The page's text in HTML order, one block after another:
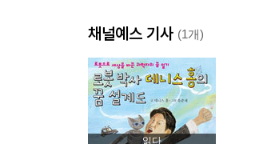
아메바를 닮은 로봇을 만들겠다고?
스트라이더가 탄생할 수 있었던 이유
꿈의 공장에 오신 걸 환영합니다!
왜? 창의력은 공부가 아니니까!
인간에게 행복을 주는 로봇
채널예스 기사 (1개)
읽다